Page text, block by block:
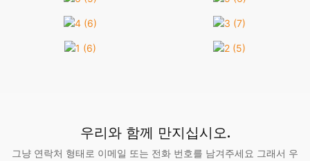
우리와 함께 만지십시오.
그냥 연락처 형태로 이메일 또는 전화 번호를 남겨주세요 그래서 우